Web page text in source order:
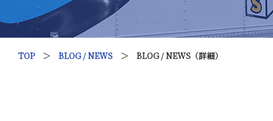
TOP＞BLOG / NEWS＞ BLOG / NEWS（詳細）